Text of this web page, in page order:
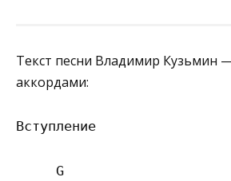
Текст песни Владимир Кузьмин
аккордами:
Вступление
     G